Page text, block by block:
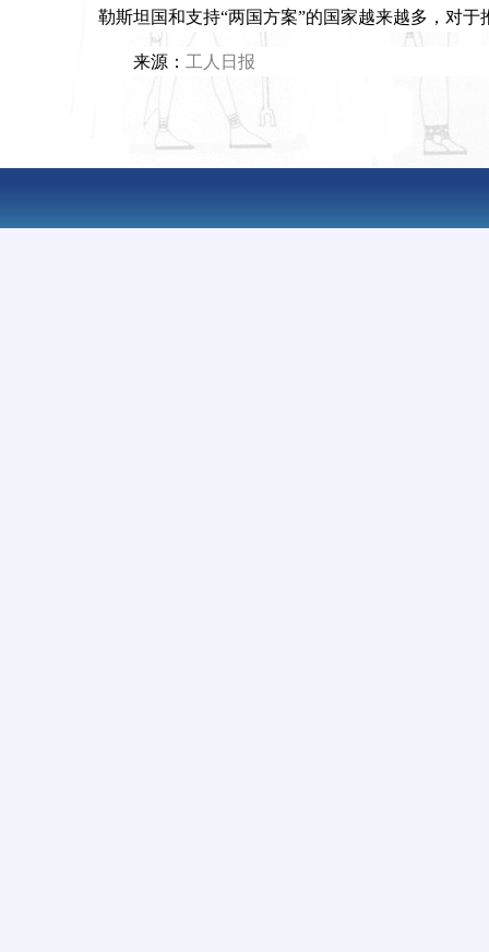
勒斯坦国和支持“两国方案”的国家越来越多，对
来源： 工人日报